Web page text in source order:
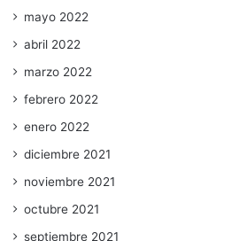
mayo 2022
abril 2022
marzo 2022
febrero 2022
enero 2022
diciembre 2021
noviembre 2021
octubre 2021
septiembre 2021